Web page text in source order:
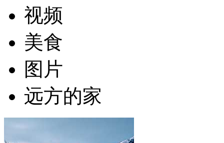
视频
美食
图片
远方的家